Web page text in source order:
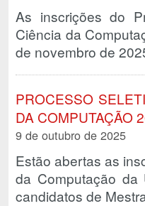
As inscrições do
Ciência da
de novembro de
PROCESSO
DA COMPUTAÇÃO
9 de outubro de 2025
Estão abertas as
da Computação
candidatos de